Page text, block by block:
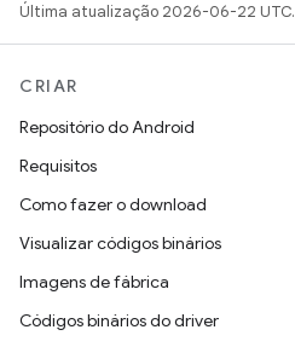
Última atualização 2026-06-22 UTC.
CRIAR
Repositório do Android
Requisitos
Como fazer o download
Visualizar códigos binários
Imagens de fábrica
Códigos binários do driver